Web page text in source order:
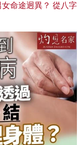
命途迥異？ 從八字